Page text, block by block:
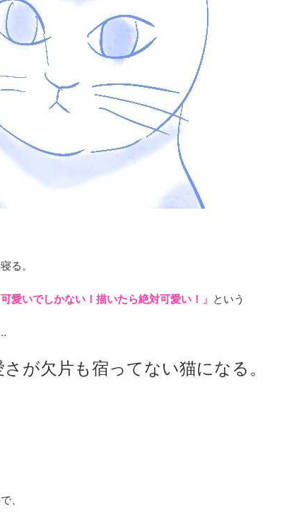
る。
愛いでしかない！描いたら絶対可愛い！」 という
が欠片も宿ってない猫になる。
、